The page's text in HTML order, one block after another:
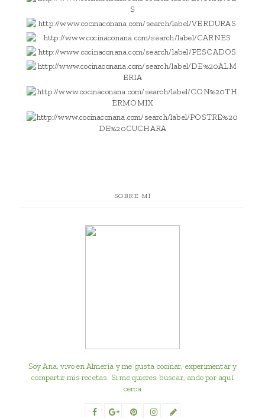
SOBRE MÍ
Soy Ana, vivo en Almería y me gusta cocinar, experimentar y
compartir mis recetas. Si me quieres buscar, ando por aquí
cerca